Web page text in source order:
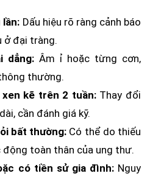
lần: Dấu hiệu rõ ràng cảnh báo
ở đại tràng.
dẳng: Âm ỉ hoặc từng cơn,
thường.
kẽ trên 2 tuần:Thay đổi
cần đánh giá kỹ.
bất thường: Có thể do thiếu
toàn thân của ung thư.
có tiền sử gia đình:Nguy